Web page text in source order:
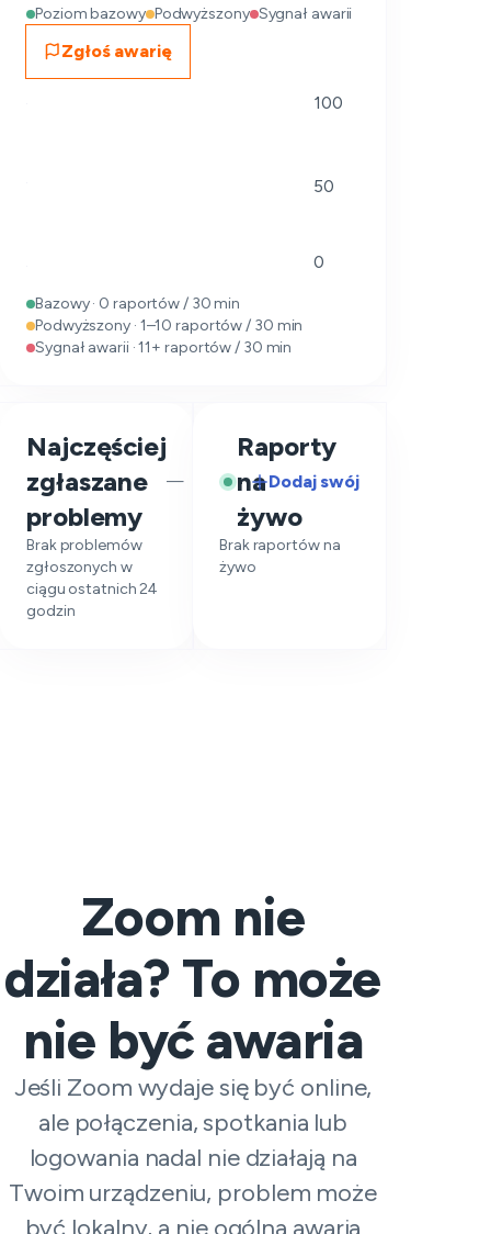
Poziom bazowy Podwyższony Sygnał awarii
Zgłoś awarię
100
50
0
Bazowy · 0 raportów / 30 min
Podwyższony · 1–10 raportów / 30 min
Sygnał awarii · 11+ raportów / 30 min
Najczęściej
zgłaszane
problemy
—
Brak problemów
zgłoszonych w
ciągu ostatnich 24
godzin
Raporty
na
żywo
Dodaj swój
Brak raportów na
żywo
Zoom nie
działa? To może
nie być awaria
Jeśli Zoom wydaje się być online,
ale połączenia, spotkania lub
logowania nadal nie działają na
Twoim urządzeniu, problem może
być lokalny, a nie ogólną awarią